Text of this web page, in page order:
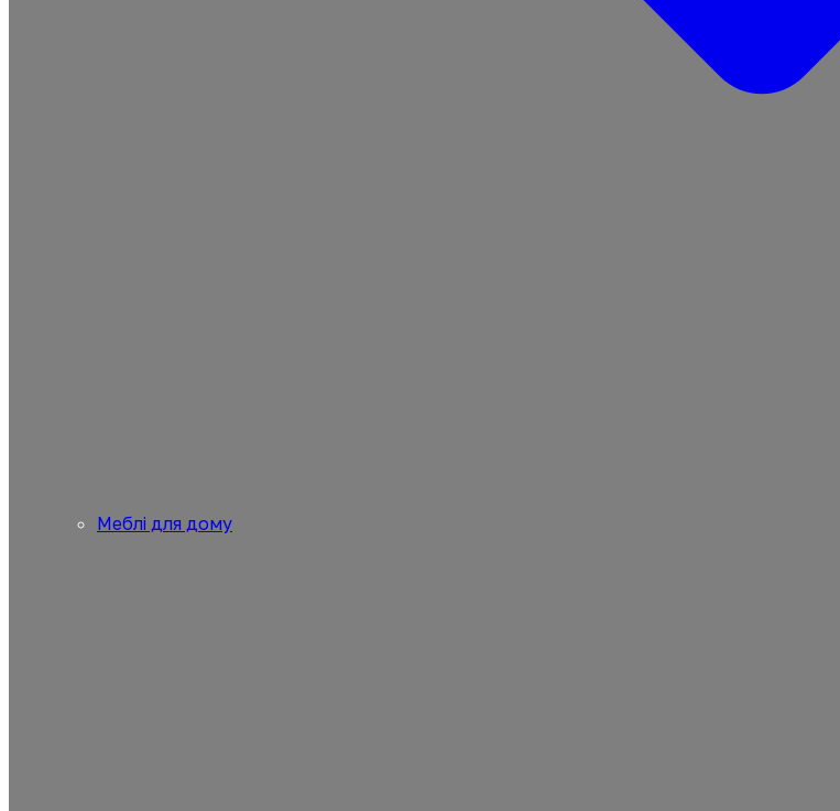
Меблі для дому